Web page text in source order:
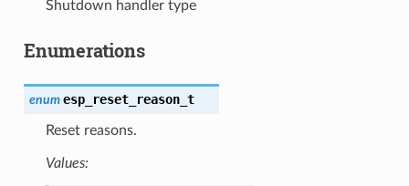
Shutdown handler type
Enumerations
enum esp_reset_reason_t
Reset reasons.
Values: